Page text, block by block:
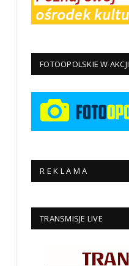
FOTOOPOLSKIE W AKCJI
R E K L A M A
TRANSMISJE LIVE